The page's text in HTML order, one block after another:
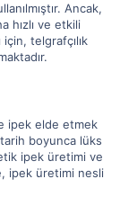
Ancak,
hızlı ve etkili
için, telgrafçılık
ipek elde etmek
boyunca lüks
ipek üretimi ve
ipek üretimi nesli